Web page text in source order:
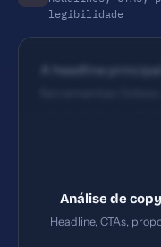
legibilidade
A headline
emocional ao
de tempo de
Pricing). Bom uso
cadastro leva a
Análise de
Headline, CTAs,